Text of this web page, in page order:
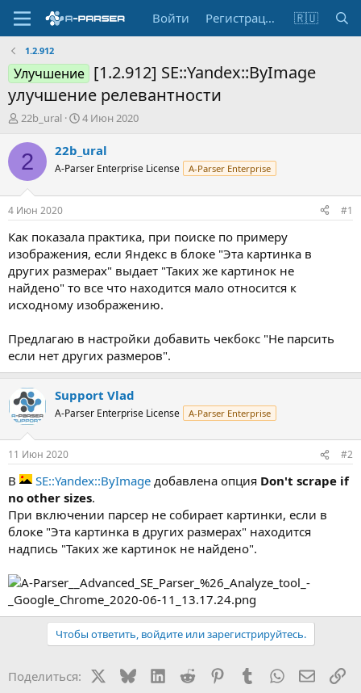
Войти Регистрация 🇷🇺
1.2.912
Улучшение [1.2.912] SE::Yandex::ByImage
улучшение релевантности
А
т
о
т
е
м
ы
22b_ural
Д
т
а
н
а
л
4 Июн 2020
2 22b_ural
A-Parser Enterprise License A-Parser Enterprise
4 Июн 2020 #1
Как показала практика, при поиске по примеру
изображения, если Яндекс в блоке "Эта картинка в
других размерах" выдает "Таких же картинок не
найдено" то все что находится мало относится к
исходному изображению.
Предлагаю в настройки добавить чекбокс "Не парсить
если нет других размеров".
Support Vlad
A-Parser Enterprise License A-Parser Enterprise
11 Июн 2020 #2
В SE::Yandex::ByImage добавлена опция Don't scrape if
no other sizes.
При включении парсер не собирает картинки, если в
блоке "Эта картинка в других размерах" находится
надпись "Таких же картинок не найдено".
Чтобы ответить, войдите или зарегистрируйтесь.
Поделиться: BlueskyLinkedIn
Reddit PinterestTumblr WhatsApp